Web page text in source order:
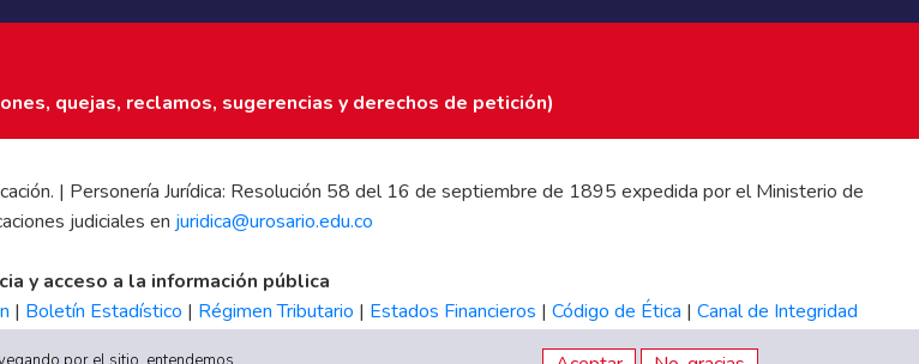
quejas, reclamos, sugerencias y derechos de petición)
| Personería Jurídica: Resolución 58 del 16 de septiembre de 1895 expedida por el Ministerio de
judiciales en juridica@urosario.edu.co
y acceso a la información pública
| Boletín Estadístico | Régimen Tributario | Estados Financieros | Código de Ética | Canal de Integridad